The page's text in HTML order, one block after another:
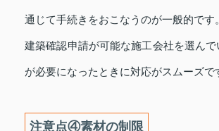
通じて手続きをおこなうのが一般的です。
建築確認申請が可能な施工会社を選んで
が必要になったときに対応がスムーズで
注意点④素材の制限